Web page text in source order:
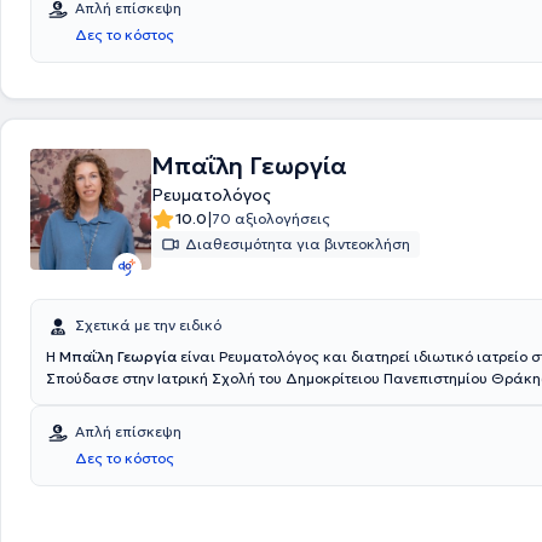
παρακολουθήσει πλήθος συνεδριών, με στόχο τη συνεχή επιμόρφωση
ειδίκευσης της. Τέλος, η γιατρός είναι μέλος της Ελληνικής
και της Ελληνικής Εταιρείας Μεταβολισμού των Οστών.
Απλή επίσκεψη
Δες το κόστος
Μπαΐλη Γεωργία
Ρευματολόγος
10.0|70 αξιολογήσεις
Διαθεσιμότητα για βιντεοκλήση
Σχετικά με την ειδικό
Η Μπαΐλη Γεωργία είναι Ρευματολόγος και διατηρεί ιδιωτικό ιατρείο
Σπούδασε στην Ιατρική Σχολή του Δημοκρίτειου Πανεπιστημίου
αυτοάνοσα νοσήματα, την οστεοαρθρίτιδα , την οστεοπόρωση και λοιπες παθήσεις
του μυοσκελετικού συστήματος. Είναι μέλος της Ελληνικής
και της Ελληνικής Εταιρείας Μελέτης Μεταβολισμού των Οστών.
Απλή επίσκεψη
Δες το κόστος